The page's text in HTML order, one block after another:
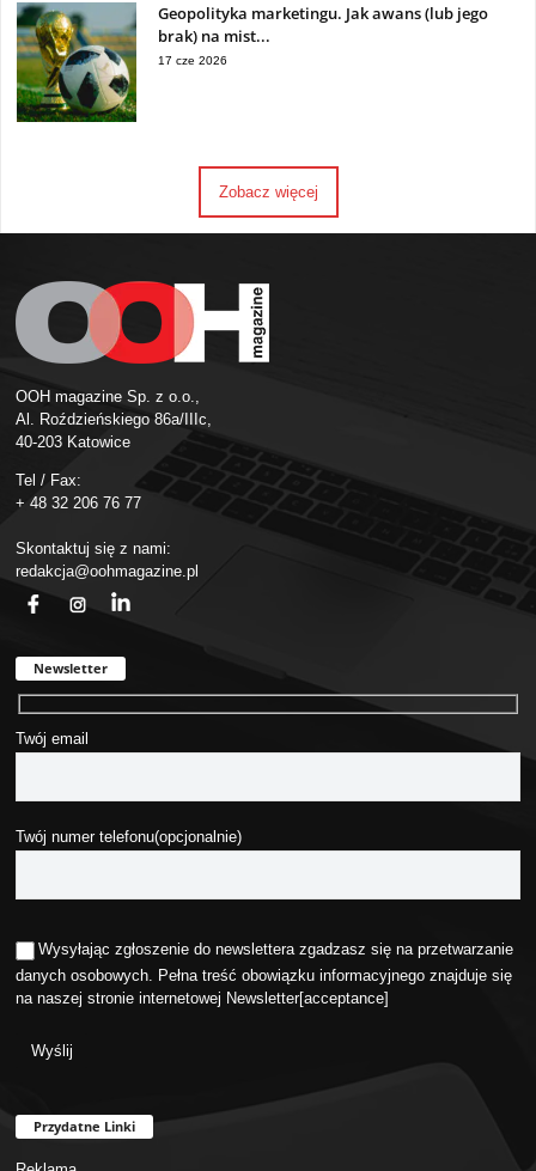
Geopolityka marketingu. Jak awans (lub jego
brak) na mist...
17 cze 2026
Zobacz więcej
OOH magazine Sp. z o.o.,
Al. Roździeńskiego 86a/IIIc,
40-203 Katowice
Tel / Fax:
+ 48 32 206 76 77
Skontaktuj się z nami:
redakcja@oohmagazine.pl
Newsletter
Twój email
Twój numer telefonu(opcjonalnie)
Wysyłając zgłoszenie do newslettera zgadzasz się na przetwarzanie
danych osobowych. Pełna treść obowiązku informacyjnego znajduje się
na naszej stronie internetowej Newsletter[acceptance]
Przydatne Linki